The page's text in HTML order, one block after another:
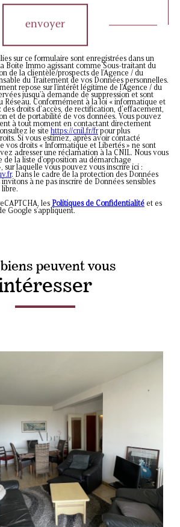
envoyer
sur ce formulaire sont enregistrées dans un
Boite Immo agissant comme Sous-traitant du
de la clientèle/prospects de l'Agence / du
du Traitement de vos Données personnelles.
repose sur l'intérêt légitime de l'Agence / du
jusqu'à demande de suppression et sont
Réseau. Conformément à la loi « informatique et
droits d’accès, de rectification, d’effacement,
et de portabilité de vos données. Vous pouvez
à tout moment en contactant directement
le site https://cnil.fr/frpour plus
Si vous estimez, après avoir contacté
vos droits « Informatique et Libertés » ne sont
adresser une réclamation à la CNIL. Nous vous
de la liste d'opposition au démarchage
sur laquelle vous pouvez vous inscrire ici :
. Dans le cadre de la protection des Données
à ne pas inscrire de Données sensibles
libre.
les Politiques de Confidentialité et es
Google s'appliquent.
biens peuvent vous
voir le bien